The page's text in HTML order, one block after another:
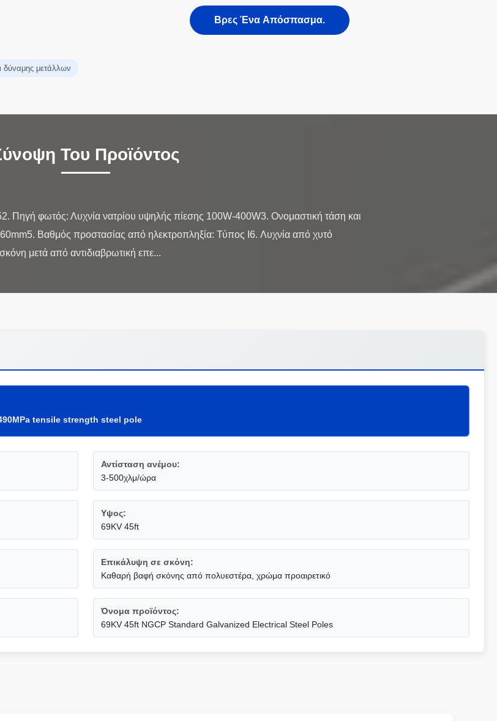
Βρες Ένα Απόσπασμα.
δύναμης μετάλλων
Του Προϊόντος
Πηγή φωτός: Λυχνία νατρίου υψηλής πίεσης 100W-400W3. Ονομαστική τάση και
Βαθμός προστασίας από ηλεκτροπληξία: Τύπος I6. Λυχνία από χυτό
tensile strength steel pole
Αντίσταση ανέμου:
3-500χλμ/ώρα
Υψος:
69KV 45ft
Επικάλυψη σε σκόνη:
Καθαρή βαφή σκόνης από πολυεστέρα, χρώμα προαιρετικό
Όνομα προϊόντος:
69KV 45ft NGCP Standard Galvanized Electrical Steel Poles